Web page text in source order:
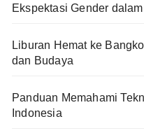
Ekspektasi Gender
Liburan Hemat ke
dan Budaya
Panduan Memahami
Indonesia